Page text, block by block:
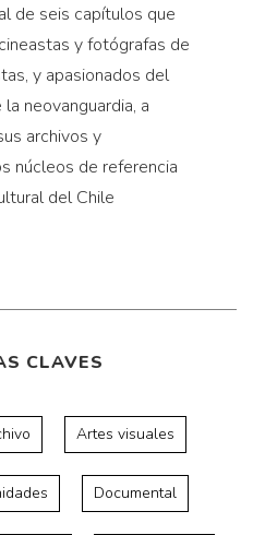
de seis capítulos que
y fotógrafas de
y apasionados del
neovanguardia, a
archivos y
núcleos de referencia
del Chile
CLAVES
Artes visuales
Documental